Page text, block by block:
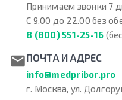
Принимаем звонки 7
С 9.00 до 22.00 без
8 (800) 551-25-16
ПОЧТА И АДРЕС
info@medpribor.pro
г. Москва, ул.